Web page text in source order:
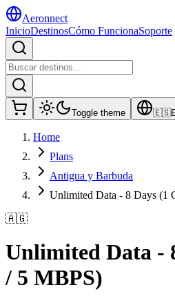
Aeronnect
InicioDestinosCómo FuncionaSoporte
Toggle theme 🇪🇸
Home
Plans
Antigua y Barbuda
Unlimited Data - 8 Days (1
🇦🇬
Unlimited Data -
/ 5 MBPS)